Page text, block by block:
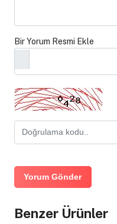
Bir Yorum Resmi Ekle
Yorum Gönder
Benzer Ürünler